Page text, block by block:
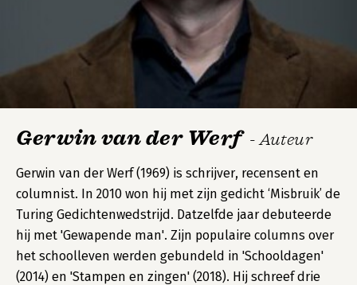
Gerwin van der Werf - Auteur
Gerwin van der Werf (1969) is schrijver, recensent en
columnist. In 2010 won hij met zijn gedicht ‘Misbruik’ de
Turing Gedichtenwedstrijd. Datzelfde jaar debuteerde
hij met 'Gewapende man'. Zijn populaire columns over
het schoolleven werden gebundeld in 'Schooldagen'
(2014) en 'Stampen en zingen' (2018). Hij schreef drie